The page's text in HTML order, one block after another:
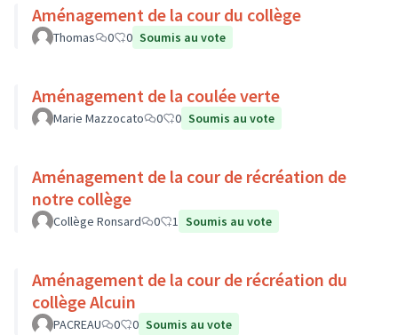
Aménagement de la cour du collège
Thomas 0 0 Soumis au vote
Aménagement de la coulée verte
Marie Mazzocato 0 0 Soumis au vote
Aménagement de la cour de récréation de
notre collège
Collège Ronsard 0 1 Soumis au vote
Aménagement de la cour de récréation du
collège Alcuin
PACREAU 0 0 Soumis au vote